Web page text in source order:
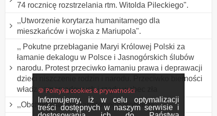
🍪 Polityka cookies & prywatności
Informujemy, iż w celu optymalizacji
treści dostępnych w naszym serwisie i
74 rocznicę rozstrzelania rtm. Witolda Pileckiego".
,,Utworzenie korytarza humanitarnego dla
mieszkańców i wojska z Mariupola".
,, Pokutne przebłaganie Maryi Królowej Polski za
łamanie dekalogu w Polsce i Jasnogórskich ślubów
narodu. Protest przeciwko łamaniu prawa i deprawacji
dzieci niszczenie rodzin i narodu. Przeciwko bierności
władz samorządowych i rządu wobec zła
,,Obchody święta narodowego Norwegii".